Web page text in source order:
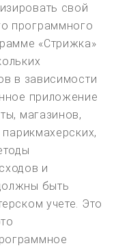
свой
программного
«Стрижка»
в зависимости
приложение
магазинов,
и
быть
учете. Это